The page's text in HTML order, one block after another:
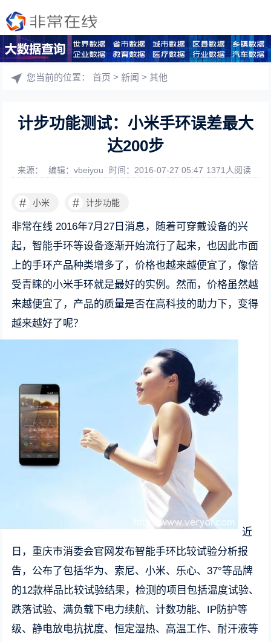
您当前的位置：首页 >新闻 >其他
计步功能测试：小米手环误差最大
达200步
来源： 编辑：vbeiyou 时间：2016-07-27 05:47 1371人阅读
# 小米 # 计步功能
非常在线 2016年7月27日消息，随着可穿戴设备的兴
起，智能手环等设备逐渐开始流行了起来，也因此市面
上的手环产品种类增多了，价格也越来越便宜了，像倍
受青睐的小米手环就是最好的实例。然而，价格虽然越
来越便宜了，产品的质量是否在高科技的助力下，变得
越来越好了呢？
近
日，重庆市消委会官网发布智能手环比较试验分析报
告，公布了包括华为、索尼、小米、乐心、37°等品牌
的12款样品比较试验结果，检测的项目包括温度试验、
跌落试验、满负载下电力续航、计数功能、IP防护等
级、静电放电抗扰度、恒定湿热、高温工作、耐汗液等